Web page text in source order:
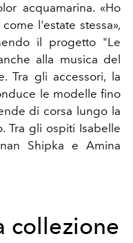
acquamarina. «Ho
l'estate stessa»,
il progetto "Le
alla musica del
Tra gli accessori, la
le modelle fino
di corsa
lungo la
Tra gli ospiti Isabelle
Shipka e Amina
collezione